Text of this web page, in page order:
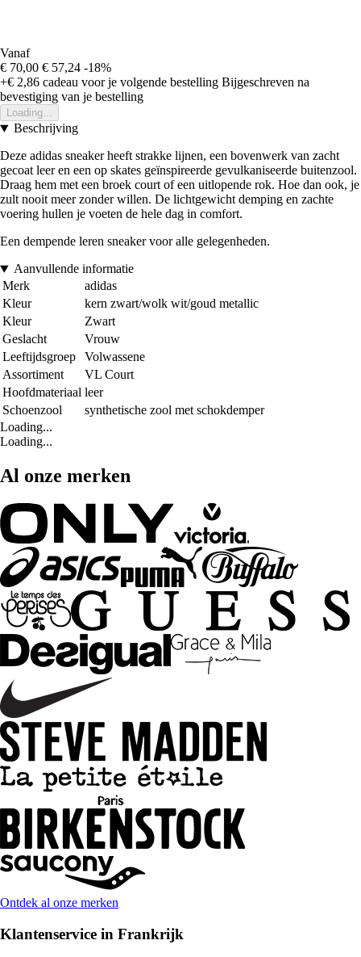
Vanaf
€ 70,00 € 57,24 -18%
+€ 2,86 cadeau voor je volgende bestelling Bijgeschreven na
bevestiging van je bestelling
Loading...
Beschrijving
Deze adidas sneaker heeft strakke lijnen, een bovenwerk van zacht
gecoat leer en een op skates geïnspireerde gevulkaniseerde buitenzool.
Draag hem met een broek court of een uitlopende rok. Hoe dan ook, je
zult nooit meer zonder willen. De lichtgewicht demping en zachte
voering hullen je voeten de hele dag in comfort.
Een dempende leren sneaker voor alle gelegenheden.
Aanvullende informatie
Merk
adidas
Kleur
kern zwart/wolk wit/goud metallic
Kleur
Zwart
Geslacht
Vrouw
Leeftijdsgroep
Volwassene
Assortiment
VL Court
Hoofdmateriaal leer
Schoenzool
synthetische zool met schokdemper
Loading...
Loading...
Al onze merken
Ontdek al onze merken
Klantenservice in Frankrijk